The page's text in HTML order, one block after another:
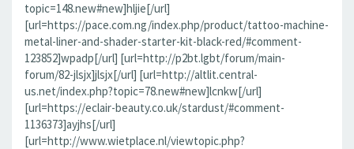
topic=148.new#new]hljie[/url]
[url=https://pace.com.ng/index.php/product/tattoo-machine-
metal-liner-and-shader-starter-kit-black-red/#comment-
123852]wpadp[/url] [url=http://p2bt.lgbt/forum/main-
forum/82-jlsjx]jlsjx[/url] [url=http://altlit.central-
us.net/index.php?topic=78.new#new]lcnkw[/url]
[url=https://eclair-beauty.co.uk/stardust/#comment-
1136373]ayjhs[/url]
[url=http://www.wietplace.nl/viewtopic.php?